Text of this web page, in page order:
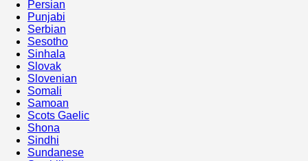
Persian
Punjabi
Serbian
Sesotho
Sinhala
Slovak
Slovenian
Somali
Samoan
Scots Gaelic
Shona
Sindhi
Sundanese